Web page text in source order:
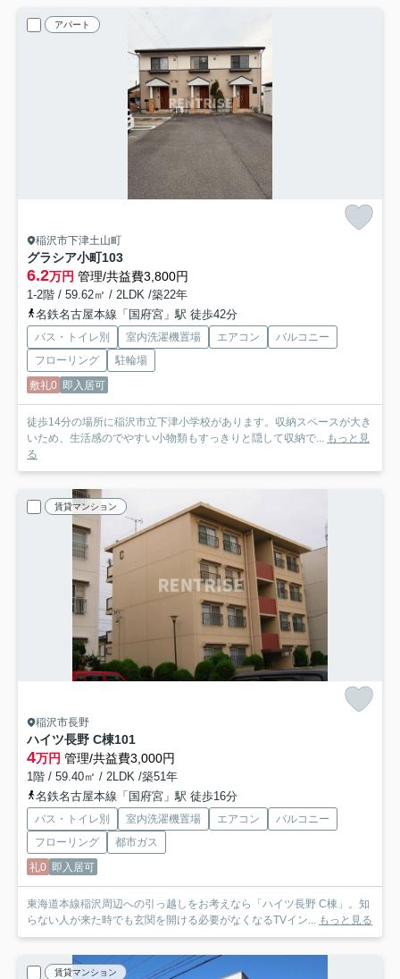
アパート
稲沢市下津土山町
グラシア小町103
6.2万円 管理/共益費3,800円
1-2階 / 59.62㎡ / 2LDK /築22年
名鉄名古屋本線「国府宮」駅 徒歩42分
バス・トイレ別 室内洗濯機置場 エアコン
バルコニー
フローリング
駐輪場
敷礼0 即入居可
徒歩14分の場所に稲沢市立下津小学校があります。収納スペースが大き
いため、生活感のでやすい小物類もすっきりと隠して収納で... もっと見
る
賃貸マンション
稲沢市長野
ハイツ長野 C棟101
4万円 管理/共益費3,000円
1階 / 59.40㎡ / 2LDK /築51年
名鉄名古屋本線「国府宮」駅 徒歩16分
バス・トイレ別 室内洗濯機置場 エアコン
バルコニー
フローリング
都市ガス
礼0 即入居可
東海道本線稲沢周辺への引っ越しをお考えなら「ハイツ長野 C棟」。知
らない人が来た時でも玄関を開ける必要がなくなるTVイン... もっと見る
賃貸マンション